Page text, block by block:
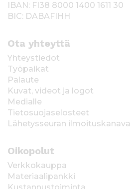
IBAN: FI38 8000 1400 1611 30
BIC: DABAFIHH
Ota yhteyttä
Yhteystiedot
Työpaikat
Palaute
Kuvat, videot ja logot
Medialle
Tietosuojaselosteet
Lähetysseuran ilmoituskanava
Oikopolut
Verkkokauppa
Materiaalipankki